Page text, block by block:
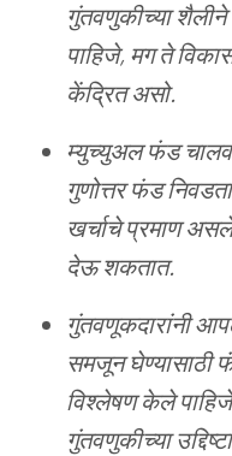
गुंतवणुकीच्या शैलीने
पाहिजे, मग ते
केंद्रित असो.
म्युच्युअल फंड
गुणोत्तर फंड
खर्चाचे प्रमाण
देऊ शकतात.
गुंतवणूकदारांनी
समजून घेण्यासाठी
विश्लेषण केले पाहिजे
गुंतवणुकीच्या